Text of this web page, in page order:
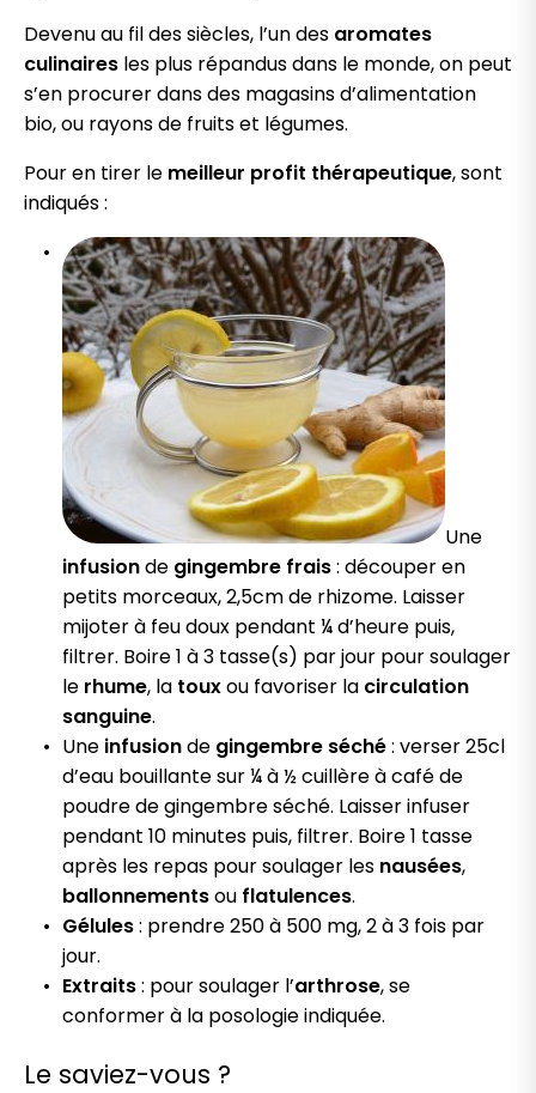
Devenu au fil des siècles, l’un des aromates
culinaires les plus répandus dans le monde, on peut
s’en procurer dans des magasins d’alimentation
bio, ou rayons de fruits et légumes.
Pour en tirer le meilleur profit thérapeutique, sont
indiqués :
Une
infusionde gingembre frais: découper en
petits morceaux, 2,5cm de rhizome. Laisser
mijoter à feu doux pendant ¼ d’heure puis,
filtrer. Boire 1 à 3 tasse(s) par jour pour soulager
le rhume, la touxou favoriser la circulation
sanguine.
Une infusionde gingembre séché: verser 25cl
d’eau bouillante sur ¼ à ½ cuillère à café de
poudre de gingembre séché. Laisser infuser
pendant 10 minutes puis, filtrer. Boire 1 tasse
après les repas pour soulager les nausées,
ballonnementsou flatulences.
Gélules: prendre 250 à 500 mg, 2 à 3 fois par
jour.
Extraits: pour soulager l’arthrose, se
conformer à la posologie indiquée.
Le saviez-vous ?